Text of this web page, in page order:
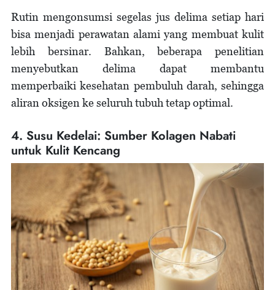
Rutin mengonsumsi segelas jus delima setiap hari
bisa menjadi perawatan alami yang membuat kulit
lebih bersinar. Bahkan, beberapa penelitian
menyebutkan delima dapat membantu
memperbaiki kesehatan pembuluh darah, sehingga
aliran oksigen ke seluruh tubuh tetap optimal.
4. Susu Kedelai: Sumber Kolagen Nabati
untuk Kulit Kencang